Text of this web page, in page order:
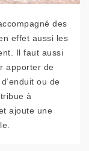
des
effet aussi les
Il faut aussi
apporter de
ou de
à
ajoute une